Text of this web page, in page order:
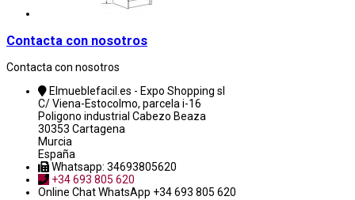
Contacta con nosotros
Contacta con nosotros
Elmueblefacil.es - Expo Shopping sl
C/ Viena-Estocolmo, parcela i-16
Poligono industrial Cabezo Beaza
30353 Cartagena
Murcia
España
Whatsapp: 34693805620
+34 693 805 620
Online ChatWhatsApp +34 693 805 620